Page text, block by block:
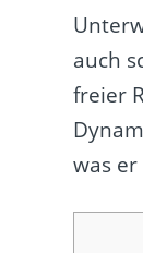
auch
freier
was